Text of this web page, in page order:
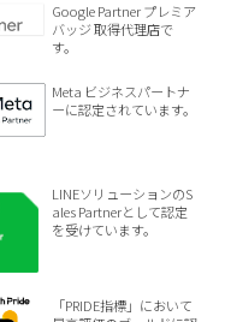
Google Partner プレミア
バッジ 取得代理店で
す。
Meta ビジネスパートナ
ーに認定されています。
LINEソリューションのS
ales Partnerとして認定
を受けています。
「PRIDE指標」において